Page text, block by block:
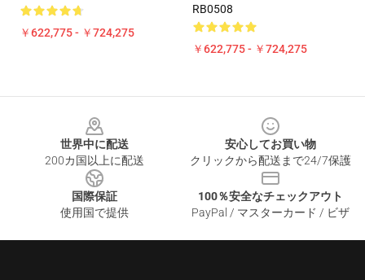
￥622,775 - ￥724,275
RB0508
￥622,775 - ￥724,275
世界中に配送
200カ国以上に配送
安心してお買い物
クリックから配送まで24/7保護
国際保証
使用国で提供
100％安全なチェックアウト
PayPal / マスターカード / ビザ